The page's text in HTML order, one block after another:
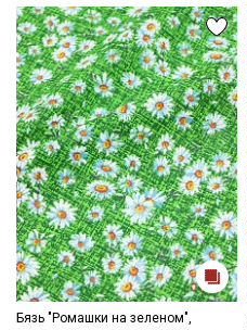
Бязь "Ромашки на зеленом",